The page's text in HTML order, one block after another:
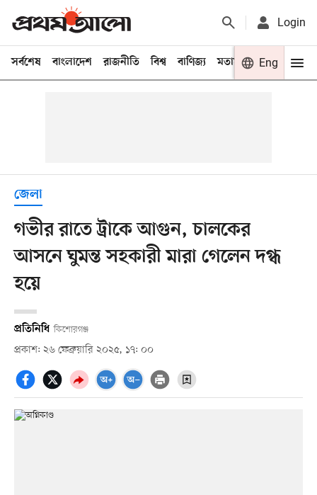
Login
সর্বশেষ বাংলাদেশ রাজনীতি বিশ্ব বাণিজ্য মতামত খেলা
Eng
জেলা
গভীর রাতে ট্রাকে আগুন, চালকের
আসনে ঘুমন্ত সহকারী মারা গেলেন দগ্ধ
হয়ে
প্রতিনিধি কিশোরগঞ্জ
প্রকাশ: ২৬ ফেব্রুয়ারি ২০২৫, ১৭: ০০